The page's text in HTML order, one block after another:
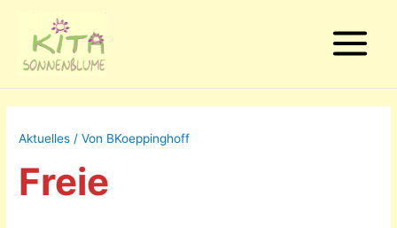
Main
Menu
Aktuelles / Von BKoeppinghoff
Freie